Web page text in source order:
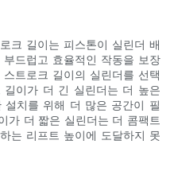
크 길이는 피스톤이 실린더 배
드럽고 효율적인 작동을 보장
트로크 길이의 실린더를 선택
이가 더 긴 실린더는 더 높은
치를 위해 더 많은 공간이 필
가 더 짧은 실린더는 더 콤팩트
는 리프트 높이에 도달하지 못